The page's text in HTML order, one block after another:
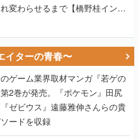
変わらせるまで【橋野桂インタ
イターの青春〜
ゲーム業界取材マンガ『若ゲの
2巻が発売。『ポケモン』田尻
ゼビウス』遠藤雅伸さんらの貴
ードを収録